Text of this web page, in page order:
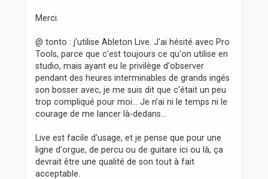
s
g
e
Merci.
@ tonto : j'utilise Ableton Live. J'ai hésité avec Pro
Tools, parce que c'est toujours ce qu'on utilise en
studio, mais ayant eu le privilège d'observer
pendant des heures interminables de grands ingés
son bosser avec, je me suis dit que c'était un peu
trop compliqué pour moi... Je n'ai ni le temps ni le
courage de me lancer là-dedans...
Live est facile d'usage, et je pense que pour une
ligne d'orgue, de percu ou de guitare ici ou là, ça
devrait être une qualité de son tout à fait
acceptable.